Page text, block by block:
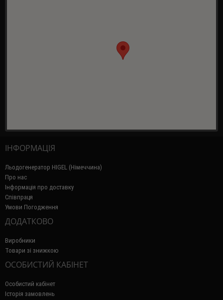
ІНФОРМАЦІЯ
Льодогенератор HIGEL (Німеччина)
Про нас
Інформація про доставку
Співпраця
Умови Погодження
ДОДАТКОВО
Виробники
Товари зі знижкою
ОСОБИСТИЙ КАБІНЕТ
Особистий кабінет
Історія замовлень